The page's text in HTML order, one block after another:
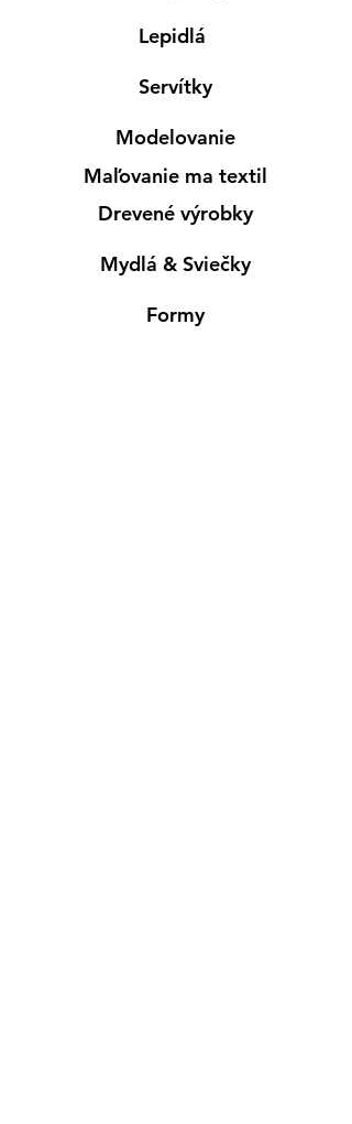
Lepidlá
Servítky
Modelovanie
Maľovanie ma textil
Drevené výrobky
Mydlá & Sviečky
Formy